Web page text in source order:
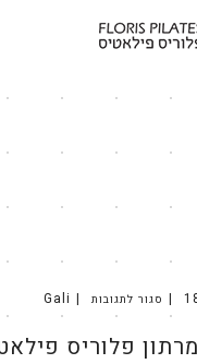
סגור לתגובות
פה??
מרתון
Gali
פלוריס